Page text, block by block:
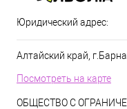
Юридический адрес:
Алтайский край,
Посмотреть на карте
ОБЩЕСТВО С